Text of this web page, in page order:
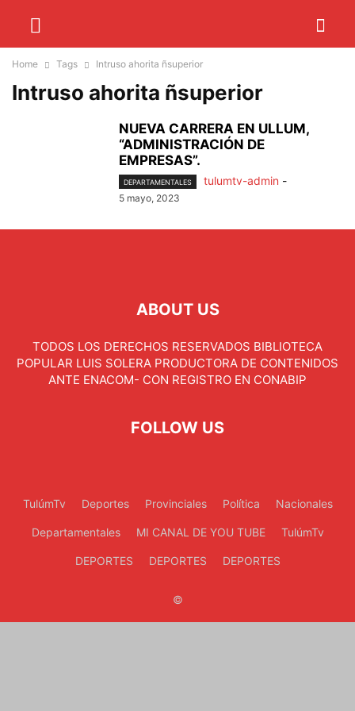
Home Tags Intruso ahorita ñsuperior
Intruso ahorita ñsuperior
NUEVA CARRERA EN ULLUM,
“ADMINISTRACIÓN DE
EMPRESAS”.
DEPARTAMENTALES tulumtv-admin -
5 mayo, 2023
ABOUT US
TODOS LOS DERECHOS RESERVADOS BIBLIOTECA
POPULAR LUIS SOLERA PRODUCTORA DE CONTENIDOS
ANTE ENACOM- CON REGISTRO EN CONABIP
FOLLOW US
TulúmTv Deportes Provinciales Política Nacionales
Departamentales MI CANAL DE YOU TUBE TulúmTv
DEPORTES DEPORTES DEPORTES
©